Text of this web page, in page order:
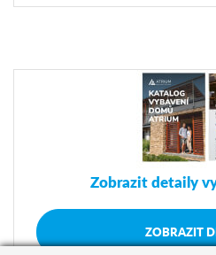
Zobrazit detaily
ZOBRAZIT